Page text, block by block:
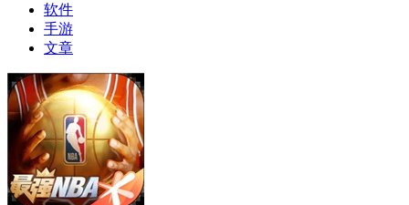
软件
手游
文章